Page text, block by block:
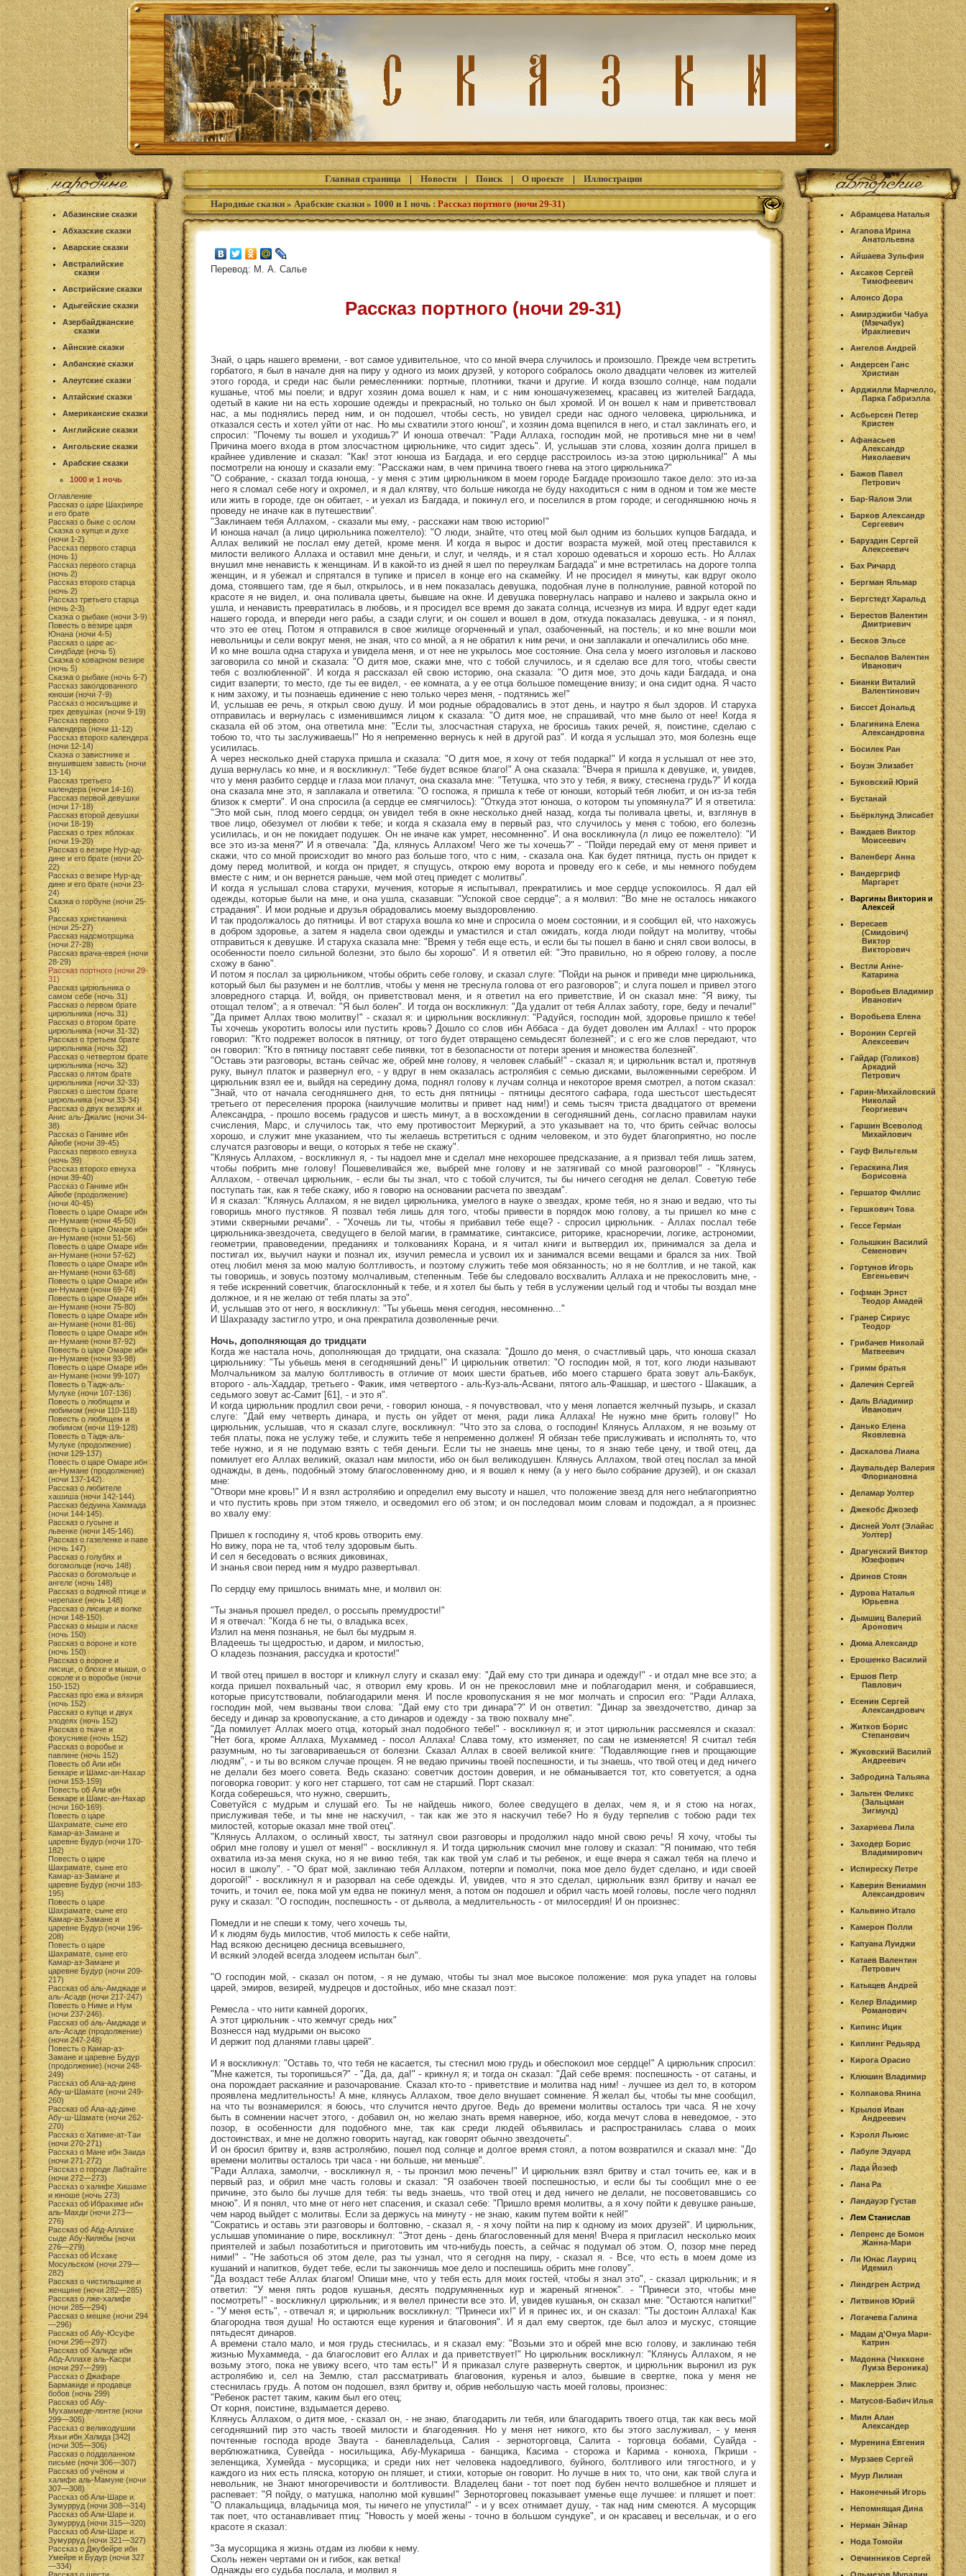
Абазинские сказки
Абхазские сказки
Аварские сказки
Австралийские
сказки
Австрийские сказки
Адыгейские сказки
Азербайджанские
сказки
Айнские сказки
Албанские сказки
Алеутские сказки
Алтайские сказки
Американские сказки
Английские сказки
Ангольские сказки
Арабские сказки
1000 и 1 ночь
Оглавление
Рассказ о царе Шахрияре
и его брате
Рассказ о быке с ослом
Сказка о купце и духе
(ночи 1-2)
Рассказ первого старца
(ночь 1)
Рассказ первого старца
(ночь 2)
Рассказ второго старца
(ночь 2)
Рассказ третьего старца
(ночь 2-3)
Сказка о рыбаке (ночи 3-9)
Повесть о везире царя
Юнана (ночи 4-5)
Рассказ о царе ас-
Синдбаде (ночь 5)
Сказка о коварном везире
(ночь 5)
Сказка о рыбаке (ночь 6-7)
Рассказ заколдованного
юноши (ночи 7-9)
Рассказ о носильщике и
трех девушках (ночи 9-19)
Рассказ первого
календера (ночи 11-12)
Рассказ второго календера
(ночи 12-14)
Сказка о завистнике и
внушившем зависть (ночи
13-14)
Рассказ третьего
календера (ночи 14-16)
Рассказ первой девушки
(ночи 17-18)
Рассказ второй девушки
(ночи 18-19)
Рассказ о трех яблоках
(ночи 19-20)
Рассказ о везире Нур-ад-
дине и его брате (ночи 20-
22)
Рассказ о везире Нур-ад-
дине и его брате (ночи 23-
24)
Сказка о горбуне (ночи 25-
34)
Рассказ христианина
(ночи 25-27)
Рассказ надсмотрщика
(ночи 27-28)
Рассказ врача-еврея (ночи
28-29)
Рассказ портного (ночи 29-
31)
Рассказ цирюльника о
самом себе (ночь 31)
Рассказ о первом брате
цирюльника (ночь 31)
Рассказ о втором брате
цирюльника (ночи 31-32)
Рассказ о третьем брате
цирюльника (ночь 32)
Рассказ о четвертом брате
цирюльника (ночь 32)
Рассказ о пятом брате
цирюльника (ночи 32-33)
Рассказ о шестом брате
цирюльника (ночи 33-34)
Рассказ о двух везирях и
Анис аль-Джалис (ночи 34-
38)
Рассказ о Ганиме ибн
Айюбе (ночи 39-45)
Рассказ первого евнуха
(ночь 39)
Рассказ второго евнуха
(ночи 39-40)
Рассказ о Ганиме ибн
Айюбе (продолжение)
(ночи 40-45)
Повесть о царе Омаре ибн
ан-Нумане (ночи 45-50)
Повесть о царе Омаре ибн
ан-Нумане (ночи 51-56)
Повесть о царе Омаре ибн
ан-Нумане (ночи 57-62)
Повесть о царе Омаре ибн
ан-Нумане (ночи 63-68)
Повесть о царе Омаре ибн
ан-Нумане (ночи 69-74)
Повесть о царе Омаре ибн
ан-Нумане (ночи 75-80)
Повесть о царе Омаре ибн
ан-Нумане (ночи 81-86)
Повесть о царе Омаре ибн
ан-Нумане (ночи 87-92)
Повесть о царе Омаре ибн
ан-Нумане (ночи 93-98)
Повесть о царе Омаре ибн
ан-Нумане (ночи 99-107)
Повесть о Тадж-аль-
Мулуке (ночи 107-136)
Повесть о любящем и
любимом (ночи 110-118)
Повесть о любящем и
любимом (ночи 119-128)
Повесть о Тадж-аль-
Мулуке (продолжение)
(ночи 129-137)
Повесть о царе Омаре ибн
ан-Нумане (продолжение)
(ночи 137-142)
Рассказ о любителе
хашиша (ночи 142-144)
Рассказ бедуина Хаммада
(ночи 144-145)
Рассказ о гусыне и
львенке (ночи 145-146)
Рассказ о газеленке и паве
(ночь 147)
Рассказ о голубях и
богомольце (ночь 148)
Рассказ о богомольце и
ангеле (ночь 148)
Рассказ о водяной птице и
черепахе (ночь 148)
Рассказ о лисице и волке
(ночи 148-150)
Рассказ о мыши и ласке
(ночь 150)
Рассказ о вороне и коте
(ночь 150)
Рассказ о вороне и
лисице, о блохе и мыши, о
соколе и о воробье (ночи
150-152)
Рассказ про ежа и вяхиря
(ночь 152)
Рассказ о купце и двух
злодеях (ночь 152)
Рассказ о ткаче и
фокуснике (ночь 152)
Рассказ о воробье и
павлине (ночь 152)
Повесть об Али ибн
Беккаре и Шамс-ан-Нахар
(ночи 153-159)
Повесть об Али ибн
Беккаре и Шамс-ан-Нахар
(ночи 160-169)
Повесть о царе
Шахрамате, сыне его
Камар-аз-Замане и
царевне Будур (ночи 170-
182)
Повесть о царе
Шахрамате, сыне его
Камар-аз-Замане и
царевне Будур (ночи 183-
195)
Повесть о царе
Шахрамате, сыне его
Камар-аз-Замане и
царевне Будур (ночи 196-
208)
Повесть о царе
Шахрамате, сыне его
Камар-аз-Замане и
царевне Будур (ночи 209-
217)
Рассказ об аль-Амджаде и
аль-Асаде (ночи 217-247)
Повесть о Ниме и Нум
(ночи 237-246)
Рассказ об аль-Амджаде и
аль-Асаде (продолжение)
(ночи 247-248)
Повесть о Камар-аз-
Замане и царевне Будур
(продолжение) (ночи 248-
249)
Рассказ об Ала-ад-дине
Абу-ш-Шамате (ночи 249-
260)
Рассказ об Ала-ад-дине
Абу-ш-Шамате (ночи 262-
270)
Рассказ о Хатиме-ат-Таи
(ночи 270-271)
Рассказ о Мане ибн Заида
(ночи 271-272)
Рассказ о городе Лабтайте
(ночи 272—273)
Рассказ о халифе Хишаме
и юноше (ночь 273)
Рассказ об Ибрахиме ибн
аль-Махди (ночи 273—
276)
Рассказ об Абд-Аллахе
сыде Абу-Килябы (ночи
276—279)
Рассказ об Исхаке
Мосульском (ночи 279—
282)
Рассказ о чистильщике и
женщине (ночи 282—285)
Рассказ о лже-халифе
(ночи 285—294)
Рассказ о мешке (ночи 294
—296)
Рассказ об Абу-Юсуфе
(ночи 296—297)
Рассказ об Халиде ибн
Абд-Аллахе аль-Касри
(ночи 297—299)
Рассказ о Джафаре
Бармакиде и продавце
бобов (ночь 299)
Рассказ об Абу-
Мухаммеде-лентяе (ночи
299—305)
Рассказ о великодушии
Яхьи ибн Халида [342]
(ночи 305—306)
Рассказ о подделанном
письме (ночи 306—307)
Рассказ об учёном и
халифе аль-Мамуне (ночи
307—308)
Рассказ об Али-Шаре и
Зумурруд (ночи 308—314)
Рассказ об Али-Шаре и
Зумурруд (ночи 315—320)
Рассказ об Али-Шаре и
Зумурруд (ночи 321—327)
Рассказ о Джубейре ибн
Умейре и Будур (ночи 327
—334)
Главная страница| Новости| Поиск| О проекте| Иллюстрации
Народные сказки » Арабские сказки » 1000 и 1 ночь : Рассказ портного (ночи 29-31)
Перевод: М. А. Салье
Рассказ портного (ночи 29-31)
Знай, о царь нашего времени, - вот самое удивительное, что со мной вчера случилось и произошло. Прежде чем встретить
горбатого, я был в начале дня на пиру у одного из моих друзей, у которого собралось около двадцати человек из жителей
этого города, и среди нас были ремесленники: портные, плотники, ткачи и другие. И когда взошло солнце, нам подали
кушанье, чтоб мы поели; и вдруг хозяин дома вошел к нам, и с ним юношачужеземец, красавец из жителей Багдада,
одетый в какие ни на есть хорошие одежды и прекрасный, но только он был хромой. И он вошел к нам и приветствовал
нас, а мы поднялись перед ним, и он подошел, чтобы сесть, но увидел среди нас одного человека, цирюльника, и
отказался сесть и хотел уйти от нас. Но мы схватили этого юнош", и хозяин дома вцепился в него, и стал заклинать его, и
спросил: "Почему ты вошел и уходишь?" И юноша отвечал: "Ради Аллаха, господин мой, не противься мне ни в чем!
Причина моего входа в ртом злосчастном цирюльнике, что сидит здесь". И, услышав эти слова, хозяин долга пришел в
крайнее удивление и сказал: "Как! этот юноша из Багдада, и его сердце расстроилось из-за этою цирюльника!" А мы
посмотрели на юношу и сказали ему: "Расскажи нам, в чем причина твоего гнева на этого цирюльника?"
"О собрание, - сказал тогда юноша, - у меня с этим цирюльником в моем городе Багдаде произошло такое дело: это из-за
него я сломал себе ногу и охромел, и я дал клятву, что больше никогда не буду находиться с ним в одном и том же месте
или жить в городе, где он обитает, - и уехал из Багдада, и покинул его, и поселился в ртом городе; и сегодняшнюю ночь я
проведу не иначе как в путешествии".
"Заклинаем тебя Аллахом, - сказали мы ему, - расскажи нам твою историю!"
И юноша начал (а лицо цирюльника пожелтело): "О люди, знайте, что отец мой был одним из больших купцов Багдада, и
Аллах великий не послал ему детей, кроме меня. И когда я вырос и достиг возраста мужей, мой отец преставился к
милости великого Аллаха и оставил мне деньги, и слуг, и челядь, и я стал хорошо одеваться и хорошо есть. Но Аллах
внушил мне ненависть к женщинам. И в какой-то из дней я шел по переулкам Багдада" и мне встретилась на дороге толпа
женщин, и я убежал и спрятался в тупике и присел в конце его на скамейку. И не просидел я минуты, как вдруг около
дома, стоявшего там, где я был, открылось, и в нем показалась девушка, подобная луне в полнолуние, равной которой по
красоте я не видел, и. она поливала цветы, бывшие на окне. И девушка повернулась направо и налево и закрыла окно и
ушла, и ненависть превратилась в любовь, и я просидел все время до заката солнца, исчезнув из мира. И вдруг едет кади
нашего города, и впереди него рабы, а сзади слуги; и он сошел и вошел в дом, откуда показалась девушка, - и я понял,
что это ее отец. Потом я отправился в свое жилище огорченный и упал, озабоченный, на постель; и ко мне вошли мои
невольницы и сели вокруг меня, не зная, что со мной, а я не обратил к ним речи, и они заплакали и опечалились обо мне.
И ко мне вошла одна старуха и увидела меня, и от нее не укрылось мое состояние. Она села у моего изголовья и ласково
заговорила со мной и сказала: "О дитя мое, скажи мне, что с тобой случилось, и я сделаю все для того, чтобы свести
тебя с возлюбленной". И когда я рассказал ей свою историю, она сказала: "О дитя мое, это дочь кади Багдада, и она
сидит взаперти; то место, где ты ее видел, - ее комната, а у ее отца большое помещение внизу; и она сидит одна. Я часто
к ним захожу, и ты познаешь единение с нею только через меня, - подтянись же!"
И, услышав ее речь, я открыл свою душу. И мои родные обрадовались в этот день, и наутро я был здоров. И старуха
отправилась и вернулась с изменившимся лицом к сказала: "О дитя мое, не спрашивай, что мне было от нее! Когда я
сказала ей об этом, она ответила мне: "Если ты, злосчастная старуха, не бросишь таких речей, я, поистине, сделаю с
тобою то, что ты заслуживаешь!" Но я непременно вернусь к ней в другой раз". И когда я услышал это, моя болезнь еще
усилилась.
А через несколько дней старуха пришла и сказала: "О дитя мое, я хочу от тебя подарка!" И когда я услышал от нее это,
душа вернулась ко мне, и я воскликнул: "Тебе будет всякое благо!" А она сказала: "Вчера я пришла к девушке, и, увидев,
что у меня разбито сердце и глаза мои плачут, она сказала мне: "Тетушка, что это у тебя, я вижу, стеснена грудь?" И когда
она сказала мне это, я заплакала и ответила: "О госпожа, я пришла к тебе от юноши, который тебя любит, и он из-за тебя
близок к смерти". И она спросила (а сердце ее смягчилось): "Откуда этот юноша, о котором ты упомянула?" И я ответила:
"Это мой сын, плод моего сердца; он увидел тебя в окне несколько дней назад, когда ты поливала цветы, и, взглянув в
твое лицо, обезумел от любви к тебе; и когда я сказала ему в первый раз, что случилось у меня с тобою, его болезнь
усилилась, и он не покидает подушек. Он не иначе как умрет, несомненно". И она воскликнула (л лицо ее пожелтело): "И
все это из-за меня?" И я отвечала: "Да, клянусь Аллахом! Чего же ты хочешь?" - "Пойди передай ему от меня привет и
скажи, что со мной происходит во много раз больше того, что с ним, - сказала она. Как будет пятница, пусть он придет к
дому перед молитвой, и когда он придет, я спущусь, открою ему ворота и проведу его к себе, и мы немного побудем
вместе с ним; и он вернется раньше, чем мой отец приедет с молитвы".
И когда я услышал слова старухи, мучения, которые я испытывал, прекратились и мое сердце успокоилось. Я дал ей
одежды, которые были на мне, и она ушла, сказавши: "Успокой свое сердце"; а я молвил: "Во мне не осталось никакого
страдания". И мои родные и друзья обрадовались моему выздоровлению.
И так продолжалось до пятницы. И вот старуха вошла ко мне и спросила о моем состоянии, и я сообщил ей, что нахожусь
в добром здоровье, а затем я надела свои одежды и умастился и стал ожидать, когда люди пойдут на молитву, чтобы
отправиться к девушке. И старуха сказала мне: "Время у тебя еще есть, и если бы ты пошел в баню и снял свои волосы, в
особенности поело сильной болезни, это было бы хорошо". И я ответил ей: "Это правильно, но я обрею голову, а после
схожу в баню".
И потом я послал за цирюльником, чтобы обрить себе голову, и сказал слуге: "Пойди на рынок и приведи мне цирюльника,
который был бы разумен и не болтлив, чтобы у меня не треснула голова от его разговоров"; и слуга пошел и привел этого
зловредного старца. И, войдя, он приветствовал меня, и я ответил на его приветствие, И он сказал мне: "Я вижу, ты
отощал телом"; а я отвечал: "Я был болен". И тогда он воскликнул: "Да удалит от тебя Аллах заботу, горе, беду и печали!"
"Да примет Аллах твою молитву!" - сказал я: и цирюльник воскликнул: "Радуйся, господин мой, здоровье пришло к тебе!
Ты хочешь укоротить волосы или пустить кровь? Дошло со слов ибн Аббаса - да будет доволен им Аллах! - что пророк
говорил: "Кто подрежет волосок в пятницу, от того будет отвращено семьдесят болезней"; и с его же слов передают, что
он говорил: "Кто в пятницу поставят себе пиявки, тот в безопасности от потери зрения и множества болезней".
"Оставь эти разговоры, встань сейчас же, обрей мне голову, я человек слабый!" - сказал я; и цирюльник встал и, протянув
руку, вынул платок и развернул его, - у вдруг в нем оказалась астролябия с семью дисками, выложенными серебром. И
цирюльник взял ее и, выйдя на середину дома, поднял голову к лучам солнца и некоторое время смотрел, а потом сказал:
"Знай, что от начала сегодняшнего дня, то есть дня пятницы - пятницы десятого сафара, года шестьсот шестьдесят
третьего от переселения пророка (наилучшие молитвы и привет над ним!) и семь тысяч триста двадцатого от времени
Александра, - прошло восемь градусов и шесть минут, а в восхождении в сегодняшний день, согласно правилам науки
счисления, Марс, и случилось так, что ему противостоит Меркурий, а это указывает на то, что брить сейчас волосы
хорошо, и служит мне указанием, что ты желаешь встретиться с одним человеком, и это будет благоприятно, но после
случатся разговоры и вещи, о которых я тебе не скажу".
"Клянусь Аллахом, - воскликнул я, - ты надоел мне и сделал мне нехорошее предсказание, а я призвал тебя лишь затем,
чтобы побрить мне голову! Пошевеливайся же, выбрей мне голову и не затягивай со мной разговоров!" - "Клянусь
Аллахом, - отвечал цирюльник, - если бы ты знал, что с тобой случится, ты бы ничего сегодня не делал. Советую тебе
поступать так, как я тебе скажу, ибо я говорю на основании расчета по звездам".
И я сказал: "Клянусь Аллахом, я не видел цирюльника, умелого в науке о звездах, кроме тебя, но я знаю и ведаю, что ты
говоришь много пустяков. Я позвал тебя лишь для того, чтобы привести в порядок мою голову, а ты пришел ко мне с
этими скверными речами". - "Хочешь ли ты, чтобы я прибавил тебе еще? - спросил цирюльник. - Аллах послал тебе
цирюльника-звездочета, сведущего в белой магии, в грамматике, синтаксисе, риторике, красноречии, логике, астрономии,
геометрии, правоведении, преданиях и толкованиях Корана, и я читал книги и вытвердил их, принимался за дела и
постигал их, выучил науки и познал их, изучил ремесла и усвоил их и занимался всеми вещами и брался за них. Твой
отец любил меня за мою малую болтливость, и поэтому служить тебе моя обязанность; но я не болтлив, и не такой, как
ты говоришь, и зовусь поэтому молчаливым, степенным. Тебе бы следовало восхвалить Аллаха и не прекословить мне, -
я тебе искренний советчик, благосклонный к тебе, и я хотел бы быть у тебя в услужении целый год и чтобы ты воздал мне
должное, и я не желаю от тебя платы за это".
И, услышав это от него, я воскликнул: "Ты убьешь меня сегодня, несомненно..."
И Шахразаду застигло утро, и она прекратила дозволенные речи.
Ночь, дополняющая до тридцати
Когда же настала ночь, дополняющая до тридцати, она сказала: "Дошло до меня, о счастливый царь, что юноша сказал
цирюльнику: "Ты убьешь меня в сегодняшний день!" И цирюльник ответил: "О господин мой, я тот, кого люди называют
Молчальником за малую болтливость в отличие от моих шести братьев, ибо моего старшего брата зовут аль-Бакбук,
второго - аль-Хаддар, третьего - Факик, имя четвертого - аль-Куз-аль-Асвани, пятого аль-Фашшар, и шестого - Шакашик, а
седьмого зовут ас-Самит [61], - и это я".
И когда цирюльник продлил свои речи, - говорил юноша, - я почувствовал, что у меня лопается желчный пузырь, и сказал
слуге: "Дай ему четверть динара, и пусть он уйдет от меня, ради лика Аллаха! Не нужно мне брить голову!" Но
цирюльник, услышав, что я сказал слуге, воскликнул: "Что это за слова, о господин! Клянусь Аллахом, я не возьму от
тебя платы, пока не услужу тебе, и служить тебе я непременно должен! Я обязан тебе прислуживать и исполнять то, что
тебе нужно, и я не подумаю взять с тебя деньги. Если ты не знаешь мне цены, то я знаю тебе цену, и твой отец, да
помилует его Аллах великий, оказал нам милости, ибо он был великодушен. Клянусь Аллахом, твой отец послал за мной
однажды, в день, подобный этому благословенному дню, и я вошел к нему (а у него было собрание друзей), и он сказал
мне:
"Отвори мне кровь!" И я взял астролябию и определил ему высоту и нашел, что положение звезд для него неблагоприятно
и что пустить кровь при этом тяжело, и осведомил его об этом; и он последовал моим словам и подождал, а я произнес
во хвалу ему:
Пришел к господину я, чтоб кровь отворить ему.
Но вижу, пора не та, чтоб телу здоровым быть.
И сел я беседовать о всяких диковинах,
И знанья свои перед ним я мудро развертывал.
По сердцу ему пришлось внимать мне, и молвил он:
"Ты знанья прошел предел, о россыпь премудрости!"
И я отвечал: "Когда б не ты, о владыка всех,
Излил на меня познанья, не был бы мудрым я.
Владеешь ты щедростью, и даром, и милостью,
О кладезь познания, рассудка и кротости!"
И твой отец пришел в восторг и кликнул слугу и сказал ему: "Дай ему сто три динара и одежду!" - и отдал мне все это; а
когда пришел похвальный час, я отворил ему кровь. И он не прекословил мне и поблагодарил меня, и собравшиеся,
которые присутствовали, поблагодарили меня. И после кровопускания я не мог молчать и спросил его: "Ради Аллаха,
господин мой, чем вызваны твои слова: "Дай ему сто три динара"?" И он ответил: "Динар за звездочетство, динар за
беседу и динар за кровопускание, а сто динаров и одежду - за твою похвалу мне".
"Да помилует Аллах моего отца, который знал подобного тебе!" - воскликнул я; и этот цирюльник рассмеялся и сказал:
"Нет бога, кроме Аллаха, Мухаммед - посол Аллаха! Слава тому, кто изменяет, по сам не изменяется! Я считал тебя
разумным, но ты заговариваешься от болезни. Сказал Аллах в своей великой книге: "Подавляющие гнев и прощающие
людям", - и ты во всяком случае прощен. Я не ведаю причины твоей поспешности, и ты знаешь, что твой отец и дед ничего
не делали без моего совета. Ведь сказано: советчик достоин доверия, и не обманывается тот, кто советуется; а одна
поговорка говорит: у кого нет старшего, тот сам не старший. Порт сказал:
Когда соберешься, что нужно, свершить,
Советуйся с мудрым и слушай его. Ты не найдешь никого, более сведущего в делах, чем я, и я стою на ногах,
прислуживая тебе, и ты мне не наскучил, - так как же это я наскучил тебе? Но я буду терпелив с тобою ради тех
милостей, которые оказал мне твой отец".
"Клянусь Аллахом, о ослиный хвост, ты затянул свои разговоры и продолжил надо мной свою речь! Я хочу, чтобы ты
обрил мне голову и ушел от меня!" - воскликнул я. И тогда цирюльник смочил мне голову и сказал: "Я понимаю, что тебя
охватила из-за меня скука, но я не виню тебя, так как твой ум слаб и ты ребенок, и еще вчера я сажал тебя на плечо и
носил в школу". - "О брат мой, заклинаю тебя Аллахом, потерпи и помолчи, пока мое дело будет сделано, и иди своей
дорогой!" - воскликнул я и разорвал на себе одежды. И, увидев, что я это сделал, цирюльник взял бритву и начал ее
точить, и точил ее, пока мой ум едва не покинул меня, а потом он подошел и обрил часть моей головы, после чего поднял
руку и сказал: "О господин, поспешность - от дьявола, а медлительность - от милосердия! И он произнес:
Помедли и не спеши к тому, чего хочешь ты,
И к людям будь милостив, чтоб милость к себе найти,
Над всякою десницею десница всевышнего,
И всякий элодей всегда злодеем испытан был".
"О господин мой, - сказал он потом, - я не думаю, чтобы ты знал мое высокое положение: моя рука упадет на головы
царей, эмиров, везирей, мудрецов и достойных, ибо мне сказал поэт:
Ремесла - что нити камней дорогих,
А этот цирюльник - что жемчуг средь них"
Вознесся над мудрыми он высоко
И держит под дланями главы царей".
И я воскликнул: "Оставь то, что тебя не касается, ты стеснил мою грудь и обеспокоил мое сердце!" А цирюльник спросил:
"Мне кажется, ты торопишься?" - "Да, да, да!" - крикнул я; и тогда он сказал: "Дай себе время: поспешность - от сатаны, и
она порождает раскаяние и разочарование. Сказал кто-то - приветствие и молитва над ним! - лучшее из дел то, в котором
проявлена медлительность! А мне, клянусь Аллахом, твое дело внушает сомнение. Я желал бы, чтобы ты мне сообщил,
на что ты вознамерился: я боюсь, что случится нечто другое. Ведь до времени молитвы осталось три часа. Я не хочу
быть в сомнении насчет этого, - добавил он, но желаю знать время наверное, ибо, когда мечут слова в неведомое, - это
позор, в особенности для подобного мне, так как среди людей объявилась и распространилась слава о моих
достоинствах, и мне не должно говорить наугад, как говорят обычно звездочеты".
И он бросил бритву и, взяв астролябию, пошел под солнце и долгое время стоял, а потом возвратился и сказал мне: "До
времени молитвы осталось три часа - ни больше, ни меньше".
"Ради Аллаха, замолчи, - воскликнул я, - ты пронзил мою печень!" И цирюльник взял бритву и стал точить ее, как и в
первый раз, и обрил мне часть головы и сказал: "Я озабочен твоей поспешностью, и если бы ты сообщил мне о ее
причине, это было бы лучше для тебя: ты ведь знаешь, что твой отец и дед ничего не делали, не посоветовавшись со
мною". И я понял, что мне от него нет спасения, и сказал себе: "Пришло время молитвы, а я хочу пойти к девушке раньше,
чем народ выйдет с молитвы. Если за держусь на минуту - не знаю, каким путем войти к ней!"
"Сократись и оставь эти разговоры и болтовню, - сказал я, - я хочу пойти на пир к одному из моих друзей". И цирюльник,
услышав упоминание о пире, воскликнул: "Этот день - день благословенный для меня! Вчера я пригласил несколько моих
приятелей и забыл позаботиться и приготовить им что-нибудь поесть, а сейчас я подумал об этом. О, позор мне перед
ними!" - "Не заботься об этом деле, раз ты узнал, что я сегодня на пиру, - сказал я. - Все, что есть в моем доме из
кушаний и напитков, будет тебе, если ты закончишь мое дело и поспешишь обрить мне голову".
"Да воздаст тебе Аллах благом! Опиши мне, что у тебя есть для моих гостей, чтобы я знал это", - сказал цирюльник; и я
ответил: "У меня пять родов кушанья, десять подрумяненных кур и жареный ягненок". - "Принеси это, чтобы мне
посмотреть!" - воскликнул цирюльник; и я велел принести все это. И, увидев кушанья, он сказал мне: "Остаются напитки!"
- "У меня есть", - отвечал я; и цирюльник воскликнул: "Принеси их!" И я принес их, и он сказал: "Ты достоин Аллаха! Как
благородна твоя душа! Но остаются еще курения и благовония". И я дал ему сверток, где был алоэ и мускус, стоящие
пятьдесят динаров.
А времени стало мало, и моя грудь стеснилась, и я сказал ему: "Возьми это и обрей мне всю голову, и заклинаю тебя
жизнью Мухаммеда, - да благословит его Аллах и да приветствует!" Но цирюльник воскликнул: "Клянусь Аллахом, я не
возьму этого, пока не увижу всего, что там есть!" И я приказал слуге развернуть сверток, и цирюльник выронил из рук
астролябию и, сел на Землю, стал рассматривать благовония, куренья и алоэ, бывшие в свертке, пока у меня не
стеснилась грудь. А потом он подошел, взял бритву и, обрив небольшую часть моей головы, произнес:
"Ребенок растет таким, каким был его отец;
От корня, поистине, вздымается дерево.
Клянусь Аллахом, о дитя мое, - сказал он, - не знаю, благодарить ли тебя, или благодарить твоего отца, так как весь мой
сегодняшний пир это часть твоей милости и благодеяния. Но у меня нет никого, кто бы этого заслуживал, - у меня
почтенные господа вроде Зваута - баневладельца, Салия - зерноторговца, Салита - торговца бобами, Суайда -
верблюжатника, Сувейда - носильщика, Абу-Мукариша - банщика, Касима - сторожа и Карима - конюха, Пкриши -
зеленщика, Хумейда - мусорщика; и среди них нет человека надоедливого, буйного, болтливого или тягостного, и у
каждого из них есть пляска, которую он пляшет, и стихи, которые он говорит. Но лучше в них то, что они, как твой слуга и
невольник, не Знают многоречивости и болтливости. Владелец бани - тот поет под бубен нечто волшебное и пляшет и
распевает: "Я пойду, о матушка, наполню мой кувшин!" Зерноторговец показывает уменье еще лучшее: и пляшет и поет:
"О плакальщица, владычица моя, ты ничего не упустила!" - и у всех отнимает душу, - так над ним смеются. А мусорщик
так поет, что останавливает птиц: "Новость у моей жены - точно в большом сундуке", и он красавец и весельчак, и о его
красоте я сказал:
"За мусорщика я жизнь отдам из любви к нему.
Сколь нежен чертами он и гибок, как ветка!
Однажды его судьба послала, и молвил я
Абрамцева Наталья
Агапова Ирина
Анатольевна
Айшаева Зульфия
Аксаков Сергей
Тимофеевич
Алонсо Дора
Амирэджиби Чабуа
(Мзечабук)
Ираклиевич
Ангелов Андрей
Андерсен Ганс
Христиан
Арджилли Марчелло,
Парка Габриэлла
Асбьерсен Петер
Кристен
Афанасьев
Александр
Николаевич
Бажов Павел
Петрович
Бар-Яалом Эли
Барков Александр
Сергеевич
Баруздин Сергей
Алексеевич
Бах Ричард
Бергман Яльмар
Бергстедт Харальд
Берестов Валентин
Дмитриевич
Бесков Эльсе
Беспалов Валентин
Иванович
Бианки Виталий
Валентинович
Биссет Дональд
Благинина Елена
Александровна
Босилек Ран
Боуэн Элизабет
Буковский Юрий
Бустанай
Бьёрклунд Элисабет
Важдаев Виктор
Моисеевич
Валенберг Анна
Вандергриф
Маргарет
Варгины Виктория и
Алексей
Вересаев
(Смидович)
Виктор
Викторович
Вестли Анне-
Катарина
Воробьев Владимир
Иванович
Воробьева Елена
Воронин Сергей
Алексеевич
Гайдар (Голиков)
Аркадий
Петрович
Гарин-Михайловский
Николай
Георгиевич
Гаршин Всеволод
Михайлович
Гауф Вильгельм
Гераскина Лия
Борисовна
Гершатор Филлис
Гершкович Това
Гессе Герман
Голышкин Василий
Семенович
Гортунов Игорь
Евгеньевич
Гофман Эрнст
Теодор Амадей
Гранер Сириус
Теодор
Грибачев Николай
Матвеевич
Гримм братья
Далечин Сергей
Даль Владимир
Иванович
Данько Елена
Яковлевна
Даскалова Лиана
Даувальдер Валерия
Флориановна
Деламар Уолтер
Джекобс Джозеф
Дисней Уолт (Элайас
Уолтер)
Драгунский Виктор
Юзефович
Дринов Стоян
Дурова Наталья
Юрьевна
Дымшиц Валерий
Аронович
Дюма Александр
Ерошенко Василий
Ершов Петр
Павлович
Есенин Сергей
Александрович
Житков Борис
Степанович
Жуковский Василий
Андреевич
Забродина Тальяна
Зальтен Феликс
(Зальцман
Зигмунд)
Захариева Лила
Заходер Борис
Владимирович
Испиреску Петре
Каверин Вениамин
Александрович
Кальвино Итало
Камерон Полли
Капуана Луиджи
Катаев Валентин
Петрович
Катыщев Андрей
Келер Владимир
Романович
Кипинс Ицик
Киплинг Редьярд
Кирога Орасио
Клюшин Владимир
Колпакова Янина
Крылов Иван
Андреевич
Кэролл Льюис
Лабуле Эдуард
Лада Йозеф
Лана Ра
Ландауэр Густав
Лем Станислав
Лепренс де Бомон
Жанна-Мари
Ли Юнас Лауриц
Идемил
Линдгрен Астрид
Литвинов Юрий
Логачева Галина
Мадам д'Онуа Мари-
Катрин
Мадонна (Чикконе
Луиза Вероника)
Маклеррен Элис
Матусов-Бабич Илья
Милн Алан
Александер
Муренина Евгения
Мурзаев Сергей
Муур Лилиан
Наконечный Игорь
Непомнящая Дина
Нерман Эйнар
Нода Томойи
Овчинников Сергей